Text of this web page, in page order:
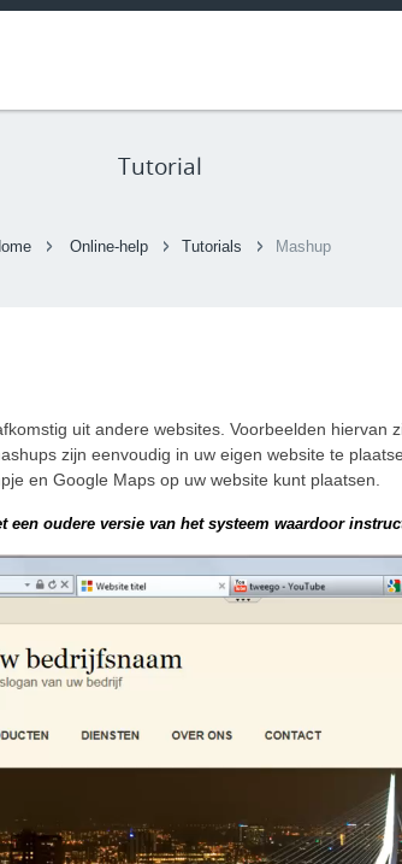
Tutorial
Online-help Tutorials Mashup
uit andere websites. Voorbeelden hiervan
zijn eenvoudig in uw eigen website te
en Google Maps op uw website kunt plaatsen.
een oudere versie van het systeem waardoor